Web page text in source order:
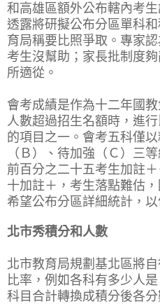
和高雄區額外公布轄內考
透露將研擬公布分區單科
育局稱要比照爭取。專家
考生沒幫助；家長批制度
所適從。
會考成績是作為十二年國
人數超過招生名額時，進
的項目之一。會考五科僅
（Ｂ）、待加強（Ｃ）三
前百分之二十五考生加註
十加註＋，考生落點難估
希望公布分區詳細統計，以
北市秀積分和人數
北市教育局規劃基北區將
比率，例如各科有多少人
科目合計轉換成積分後各